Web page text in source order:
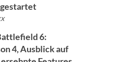
6:
4, Ausblick auf